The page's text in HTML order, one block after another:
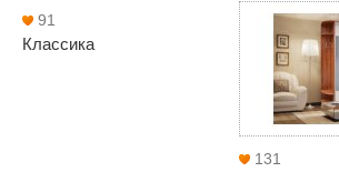
91
Классика
131